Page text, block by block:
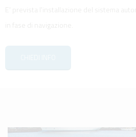
E' prevista l'installazione del sistema
in fase di navigazione.